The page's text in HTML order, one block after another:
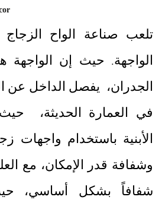
تلعب صناعة الواح
الواجهة. حيث إن
الجدران، يفصل الداخل عن
في العمارة الحديثة،
الأبنية باستخدام واجهات
وشفافة قدر الإمكان، مع
شفافاً بشكل أساسي،